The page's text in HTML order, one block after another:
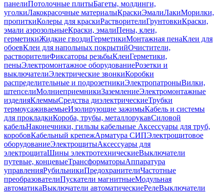
панелиПотолочные плитыБагеты, молдинги,
уголкиЛакокрасочные материалыКраскиЭмалиЛакиМорилки,
пропиткиКолеры для краскиРастворителиГрунтовкиКраски,
эмали аэрозольныеКраски, эмалиПены, клеи,
герметикиЖидкие гвоздиГерметикиМонтажная пенаКлеи для
обоевКлеи для напольных покрытийОчистители,
растворителиФиксаторы резьбыКлеиГерметики,
пеныЭлектромонтажное оборудованиеРозетки и
выключателиЭлектрические звонкиКоробки
распределительные и подрозетникиЭлектропатроныВилки,
штепселиМолниеприемникиЗаземлениеЭлектромонтажные
изделияКлеммыСредства диэлектрическиеТрубки
термоусаживаемыеИзолирующие зажимыКабель и системы
для прокладкиКороба, трубы, металлорукавСиловой
кабельНаконечники, гильзы кабельные Аксессуары для труб,
коробовКабельный крепежАрматура СИПЭлектрощитовое
оборудованиеЭлектрощитыАксессуары для
электрощитаШины электротехническиеВыключатели
путевые, концевыеТрансформаторыАппаратура
управленияРубильникиПредохранителиЧастотные
преобразователиПускатели магнитныеМодульная
автоматикаВыключатели автоматическиеРелеВыключатели